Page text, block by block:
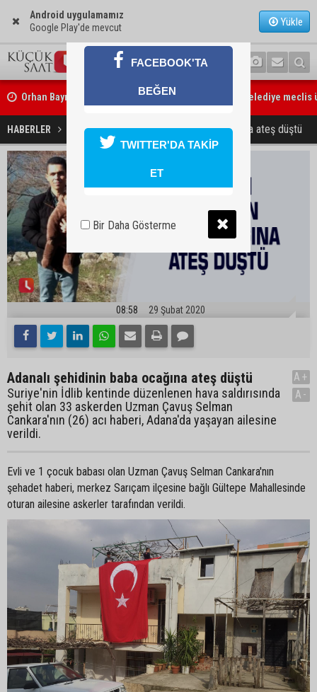
Android uygulamamız
Google Play'de mevcut
Yükle
Orhan Bayram’dan AK Parti’ye Yüreğir çıkışı: “Bizim belediye
ne yaptınız? Siz önce onu anlatın”
HABERLER GÜNDEM Adanalı şehidinin baba ocağına ateş düştü
08:58 29 Şubat 2020
Adanalı şehidinin baba ocağına ateş düştü
Suriye'nin İdlib kentinde düzenlenen hava saldırısında
şehit olan 33 askerden Uzman Çavuş Selman
Cankara'nın (26) acı haberi, Adana'da yaşayan ailesine
verildi.
A+
A-
Evli ve 1 çocuk babası olan Uzman Çavuş Selman Cankara'nın
şehadet haberi, merkez Sarıçam ilçesine bağlı Gültepe Mahallesinde
oturan ailesine askerler tarafından verildi.
FACEBOOK'TA
BEĞEN
TWITTER'DA TAKİP
ET
Bir Daha Gösterme